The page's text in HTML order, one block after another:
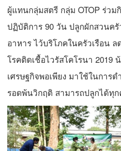
ผู้แทนกลุ่มสตรี กลุ่ม OTOP ร่วม
ปฏิบัติการ 90 วัน ปลูกผักสวนค
อาหาร ไว้บริโภคในครัวเรือน
โรคติดเชื้อไวรัสโคโรนา 2019
เศรษฐกิจพอเพียง มาใช้ในการ
รอดพ้นวิกฤติ สามารถปลูกได้ทุก